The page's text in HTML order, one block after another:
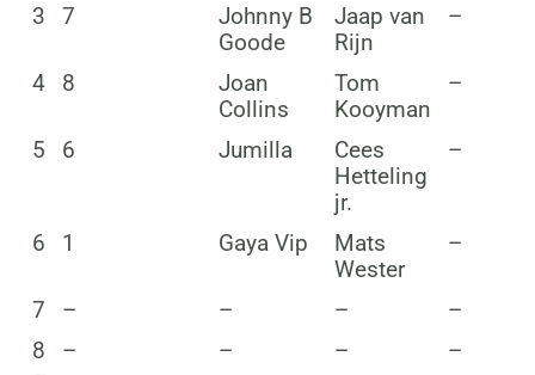
3 7
Johnny B
Goode
Jaap van
Rijn
–
4 8
Joan
Collins
Tom
Kooyman
–
5 6 Jumilla
Cees
Hetteling
jr.
–
6 1 Gaya Vip
Mats
Wester
–
7 – – –
–
8
– – –
–